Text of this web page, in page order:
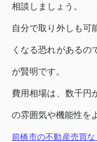
相談しましょう。
自分で取り外しも可
くなる恐れがあるの
が賢明です。
費用相場は、数千円
の雰囲気や機能性を
前橋市の不動産売買